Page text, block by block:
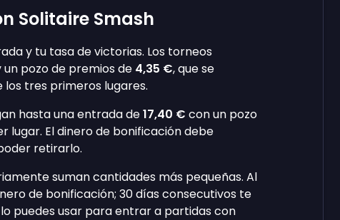
Solitaire Smash
y tu tasa de victorias. Los torneos
un pozo de premios de 4,35 €, que se
los tres primeros lugares.
hasta una entrada de17,40 € con un pozo
lugar. El dinero de bonificación debe
retirarlo.
suman cantidades más pequeñas. Al
de bonificación; 30 días consecutivos te
puedes usar para entrar a partidas con